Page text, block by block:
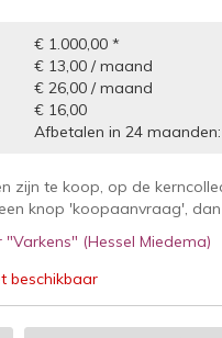
€ 1.000,00 *
€ 13,00 / maand
€ 26,00 / maand
€ 16,00
Afbetalen in 24
zijn te koop, op de
knop 'koopaanvraag',
(Hessel Miedema)
beschikbaar